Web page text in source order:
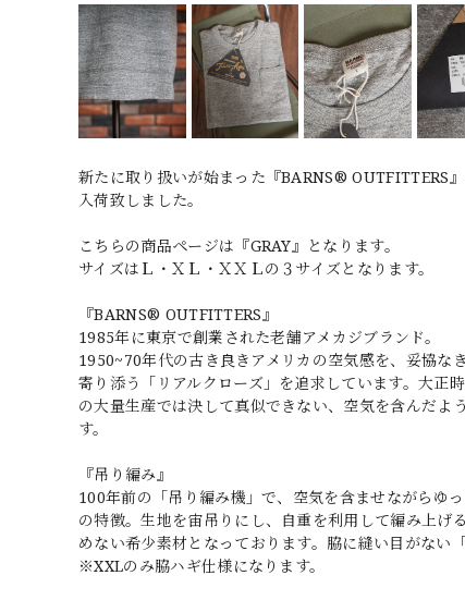
新たに取り扱いが始まった『BARNS® OUTFITTERS
入荷致しました。
こちらの商品ページは『GRAY』となります。
サイズはＬ・ＸＬ・ＸＸＬの３サイズとなります。
『BARNS® OUTFITTERS』
1985年に東京で創業された老舗アメカジブランド。
1950~70年代の古き良きアメリカの空気感を、妥協
寄り添う「リアルクローズ」を追求しています。大正
の大量生産では決して真似できない、空気を含んだよ
す。
『吊り編み』
100年前の「吊り編み機」で、空気を含ませながらゆ
の特徴。生地を宙吊りにし、自重を利用して編み上
めない希少素材となっております。脇に縫い目がない
※XXLのみ脇ハギ仕様になります。